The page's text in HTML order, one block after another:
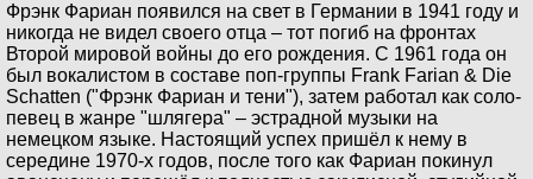
Фрэнк Фариан появился на свет в Германии в 1941 году и
никогда не видел своего отца – тот погиб на фронтах
Второй мировой войны до его рождения. С 1961 года он
был вокалистом в составе поп-группы Frank Farian & Die
Schatten ("Фрэнк Фариан и тени"), затем работал как соло-
певец в жанре "шлягера" – эстрадной музыки на
немецком языке. Настоящий успех пришёл к нему в
середине 1970-х годов, после того как Фариан покинул